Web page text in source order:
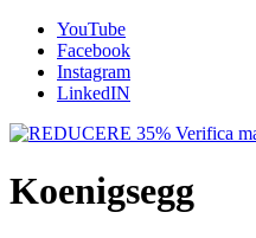
YouTube
Facebook
Instagram
LinkedIN
Koenigsegg